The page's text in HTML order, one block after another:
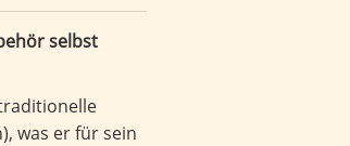
selbst
was er für sein